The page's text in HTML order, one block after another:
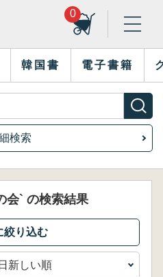
0
韓国書 電子書籍
検索
会` の検索結果